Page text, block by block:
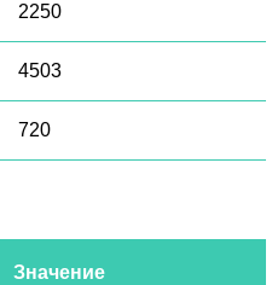
2250
4503
720
Значение